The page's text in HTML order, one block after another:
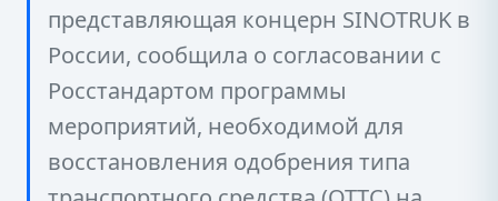
представляющая концерн SINOTRUK в
России, сообщила о согласовании с
Росстандартом программы
мероприятий, необходимой для
восстановления одобрения типа